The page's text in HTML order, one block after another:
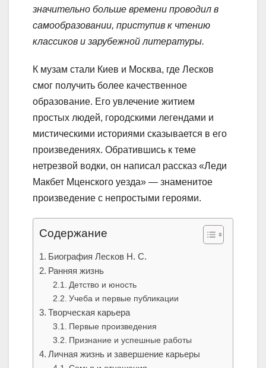
значительно больше времени проводил в
самообразовании, приступив к чтению
классиков и зарубежной литературы.
К музам стали Киев и Москва, где Лесков
смог получить более качественное
образование. Его увлечение житием
простых людей, городскими легендами и
мистическими историями сказывается в его
произведениях. Обратившись к теме
нетрезвой водки, он написал рассказ «Леди
Макбет Мценского уезда» — знаменитое
произведение с непростыми героями.
Содержание
Биография Лесков Н. С.
Ранняя жизнь
Детство и юность
Учеба и первые публикации
Творческая карьера
Первые произведения
Признание и успешные работы
Личная жизнь и завершение карьеры